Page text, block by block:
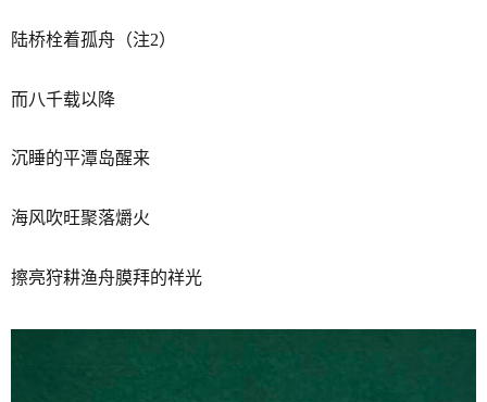
陆桥栓着孤舟（注2）
而八千载以降
沉睡的平潭岛醒来
海风吹旺聚落爝火
擦亮狩耕渔舟膜拜的祥光